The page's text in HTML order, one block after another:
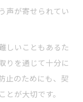
声が寄せられてい
しいこともあるた
りを通じて十分に
止のためにも、契
が大切です。